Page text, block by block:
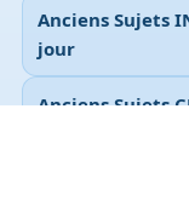
Anciens Sujets
jour
Anciens Sujets